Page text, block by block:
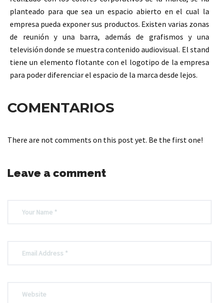
planteado para que sea un espacio abierto en el cual la
empresa pueda exponer sus productos. Existen varias zonas
de reunión y una barra, además de grafismos y una
televisión donde se muestra contenido audiovisual. El stand
tiene un elemento flotante con el logotipo de la empresa
para poder diferenciar el espacio de la marca desde lejos.
COMENTARIOS
There are not comments on this post yet. Be the first one!
Leave a comment